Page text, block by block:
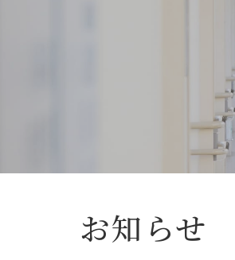
お知らせ